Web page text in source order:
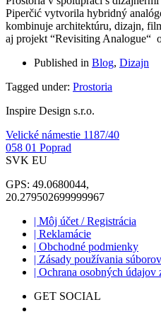
Piperčić vytvorila hybridný
kombinuje architektúru, dizajn,
aj projekt “Revisiting Analogue“
Published in Blog, Dizajn
Tagged under: Prostoria
Inspire Design s.r.o.
Velické námestie 1187/40
058 01 Poprad
SVK EU
GPS: 49.0680044,
20.279502699999967
| Môj účet / Registrácia
| Reklamácie
| Obchodné podmienky
| Zásady používania
| Ochrana osobných
GET SOCIAL